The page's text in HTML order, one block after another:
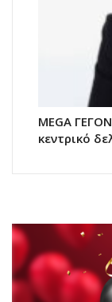
MEGA
κεντρικό